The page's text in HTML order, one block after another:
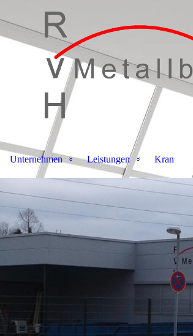
Unternehmen Leistungen Kran